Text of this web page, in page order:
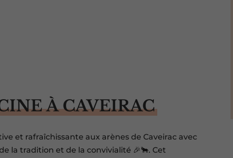
À CAVEIRAC
et rafraîchissante aux arènes de Caveirac avec
la tradition et de la convivialité 🎉🐂. Cet